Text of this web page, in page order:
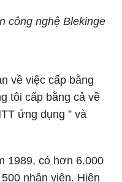
công nghệ Blekinge
về việc cấp bằng
tôi cấp bằng cả về
ứng dụng ” và
1989, có hơn 6.000
nhân viên. Hiện